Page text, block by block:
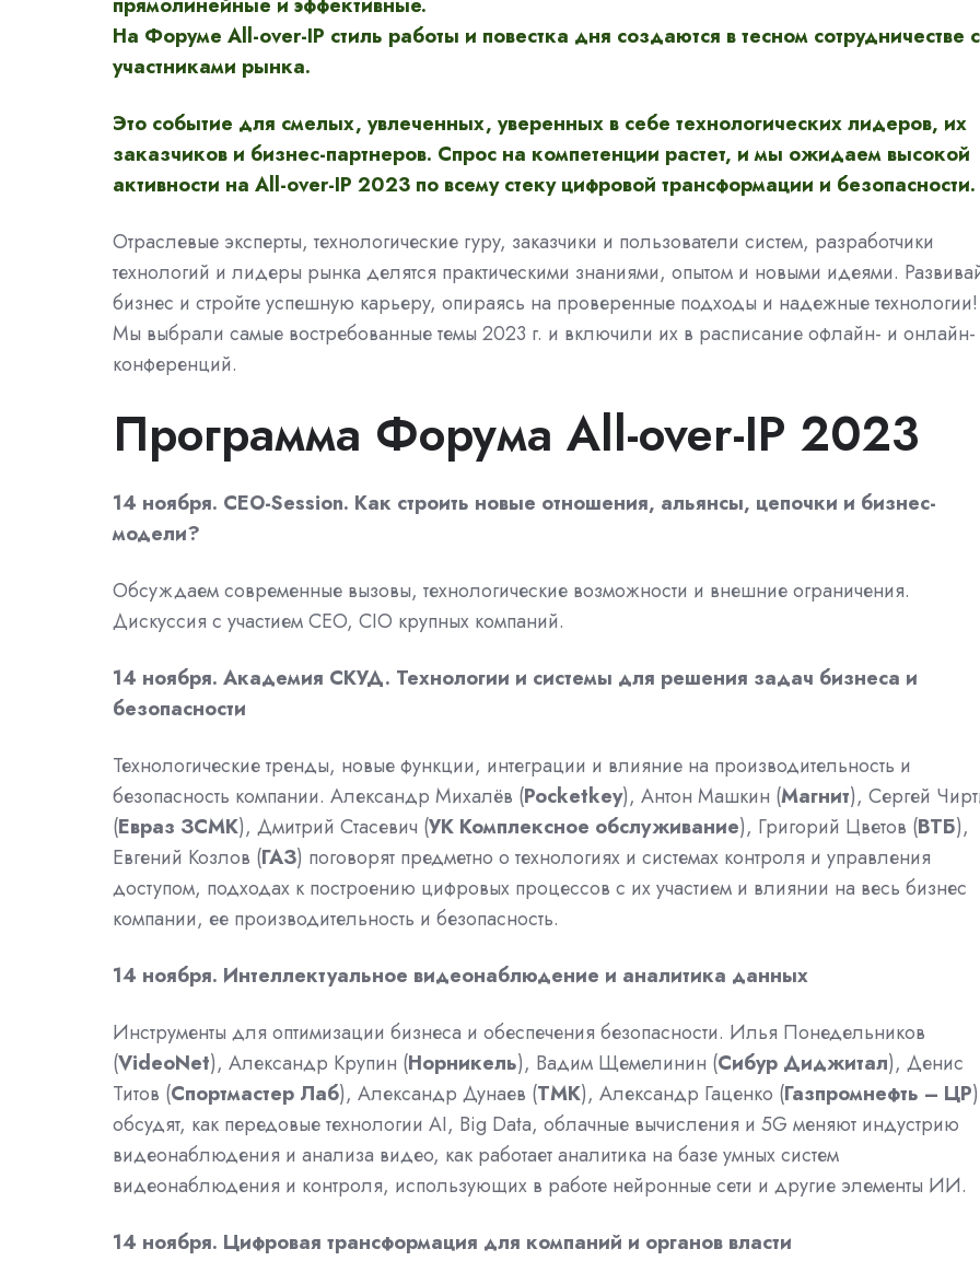
На Форуме All-over-IP стиль работы и повестка дня создаются в тесном сотрудничестве с
участниками рынка.
Это событие для смелых, увлеченных, уверенных в себе технологических лидеров, их
заказчиков и бизнес-партнеров. Спрос на компетенции растет, и мы ожидаем высокой
активности на All-over-IP 2023 по всему стеку цифровой трансформации и безопасности.
Отраслевые эксперты, технологические гуру, заказчики и пользователи систем, разработчики
технологий и лидеры рынка делятся практическими знаниями, опытом и новыми идеями.
бизнес и стройте успешную карьеру, опираясь на проверенные подходы и надежные технологии!
Мы выбрали самые востребованные темы 2023 г. и включили их в расписание офлайн- и онлайн-
конференций.
Программа Форума All-over-IP 2023
14 ноября. CEO-Session. Как строить новые отношения, альянсы, цепочки и бизнес-
модели?
Обсуждаем современные вызовы, технологические возможности и внешние ограничения.
Дискуссия с участием CEO, CIO крупных компаний.
14 ноября. Академия СКУД. Технологии и системы для решения задач бизнеса и
безопасности
Технологические тренды, новые функции, интеграции и влияние на производительность и
безопасность компании. Александр Михалёв (Pocketkey), Антон Машкин (Магнит), Сергей
(Евраз ЗСМК), Дмитрий Стасевич (УК Комплексное обслуживание), Григорий Цветов (ВТБ),
Евгений Козлов (ГАЗ) поговорят предметно о технологиях и системах контроля и управления
доступом, подходах к построению цифровых процессов с их участием и влиянии на весь бизнес
компании, ее производительность и безопасность.
14 ноября. Интеллектуальное видеонаблюдение и аналитика данных
Инструменты для оптимизации бизнеса и обеспечения безопасности. Илья Понедельников
(VideoNet), Александр Крупин (Норникель), Вадим Щемелинин (Сибур Диджитал), Денис
Титов (Спортмастер Лаб), Александр Дунаев (ТМК), Александр Гаценко (Газпромнефть – ЦР)
обсудят, как передовые технологии AI, Big Data, облачные вычисления и 5G меняют индустрию
видеонаблюдения и анализа видео, как работает аналитика на базе умных систем
видеонаблюдения и контроля, использующих в работе нейронные сети и другие элементы ИИ.
14 ноября. Цифровая трансформация для компаний и органов власти